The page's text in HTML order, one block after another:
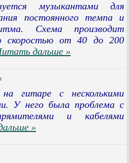
музыкантами для
постоянного темпа и
Схема производит
скоростью от 40 до 200
дальше »
гитаре с несколькими
У него была проблема с
и кабелями
»